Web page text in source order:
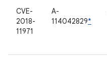
CVE-
2018-
11971
A-
114042829*